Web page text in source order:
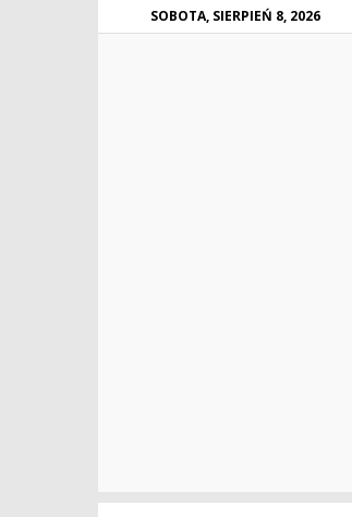
SOBOTA, SIERPIEŃ 8, 2026